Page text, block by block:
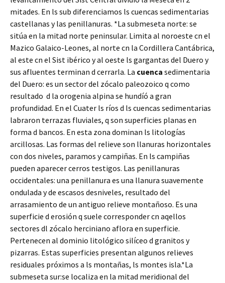
mitades. En ls sub diferenciamos ls cuencas sedimentarias
castellanas y las penillanuras. *La submeseta norte: se
sitúa en la mitad norte peninsular. Limita al noroeste cn el
Mazico Galaico-Leones, al norte cn la Cordillera Cantábrica,
al este cn el Sist ibérico y al oeste ls gargantas del Duero y
sus afluentes terminan d cerrarla. La cuenca sedimentaria
del Duero: es un sector del zócalo paleozoico q como
resultado d la orogenia alpina se hundíó a gran
profundidad. En el Cuater ls ríos d ls cuencas sedimentarias
labraron terrazas fluviales, q son superficies planas en
forma d bancos. En esta zona dominan ls litologías
arcillosas. Las formas del relieve son llanuras horizontales
con dos niveles, paramos y campiñas. En ls campiñas
pueden aparecer cerros testigos. Las penillanuras
occidentales: una penillanura es una llanura suavemente
ondulada y de escasos desniveles, resultado del
arrasamiento de un antiguo relieve montañoso. Es una
superficie d erosión q suele corresponder cn aqellos
sectores dl zócalo herciniano aflora en superficie.
Pertenecen al dominio litológico silíceo d granitos y
pizarras. Estas superficies presentan algunos relieves
residuales próximos a ls montañas, ls montes isla.*La
submeseta sur:se localiza en la mitad meridional del